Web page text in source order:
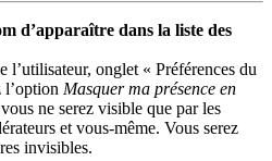
d’apparaître dans la liste des
l’utilisateur, onglet « Préférences du
Masquer ma présence en
ne serez visible que par les
et vous-même. Vous serez
invisibles.